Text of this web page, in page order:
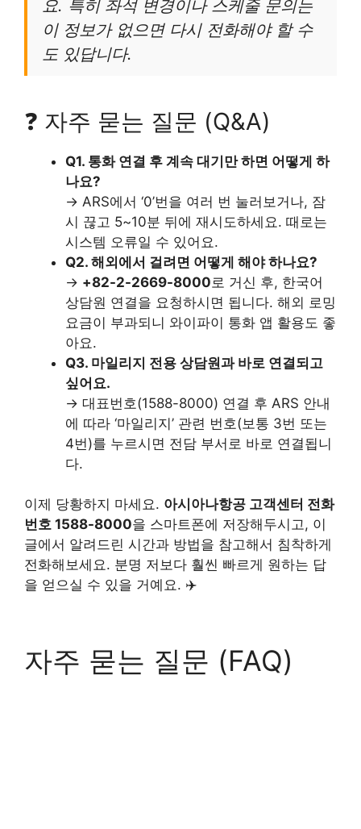
요. 특히 좌석 변경이나 스케줄 문의는
이 정보가 없으면 다시 전화해야 할 수
도 있답니다.
❓ 자주 묻는 질문 (Q&A)
Q1. 통화 연결 후 계속 대기만 하면 어떻게 하
나요?
→ ARS에서 ‘0’번을 여러 번 눌러보거나, 잠
시 끊고 5~10분 뒤에 재시도하세요. 때로는
시스템 오류일 수 있어요.
Q2. 해외에서 걸려면 어떻게 해야 하나요?
→ +82-2-2669-8000 로 거신 후, 한국어
상담원 연결을 요청하시면 됩니다. 해외 로밍
요금이 부과되니 와이파이 통화 앱 활용도 좋
아요.
Q3. 마일리지 전용 상담원과 바로 연결되고
싶어요.
→ 대표번호(1588-8000) 연결 후 ARS 안내
에 따라 ‘마일리지’ 관련 번호(보통 3번 또는
4번)를 누르시면 전담 부서로 바로 연결됩니
다.
이제 당황하지 마세요. 아시아나항공 고객센터 전화
번호 1588-8000을 스마트폰에 저장해두시고, 이
글에서 알려드린 시간과 방법을 참고해서 침착하게
전화해보세요. 분명 저보다 훨씬 빠르게 원하는 답
을 얻으실 수 있을 거예요. ✈️
자주 묻는 질문 (FAQ)